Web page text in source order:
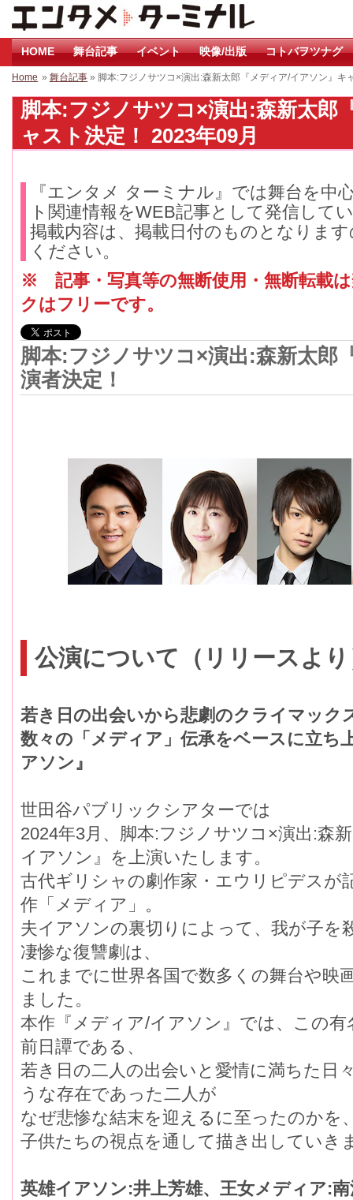
HOME 舞台記事 イベント 映像/出版 コトバヲツナグ
Home » 舞台記事 » 脚本:フジノサツコ×演出:森新太郎『メディア/イアソン』キ
脚本:フジノサツコ×演出:森新太郎
ャスト決定！ 2023年09月
『エンタメ ターミナル』では舞台を中
ト関連情報をWEB記事として発信して
掲載内容は、掲載日付のものとなりま
ください。
※ 記事・写真等の無断使用・無断転載
クはフリーです。
脚本:フジノサツコ×演出:森新太郎
演者決定！
公演について（リリースよ
若き日の出会いから悲劇のクライマック
数々の「メディア」伝承をベースに立ち
アソン』
世田谷パブリックシアターでは
2024年3月、脚本:フジノサツコ×演出:森
イアソン』を上演いたします。
古代ギリシャの劇作家・エウリピデスが
作「メディア」。
夫イアソンの裏切りによって、我が子を
凄惨な復讐劇は、
これまでに世界各国で数多くの舞台や映
ました。
本作『メディア/イアソン』では、この
前日譚である、
若き日の二人の出会いと愛情に満ちた日
うな存在であった二人が
なぜ悲惨な結末を迎えるに至ったのかを
子供たちの視点を通して描き出していき
英雄イアソン:井上芳雄、王女メディア: